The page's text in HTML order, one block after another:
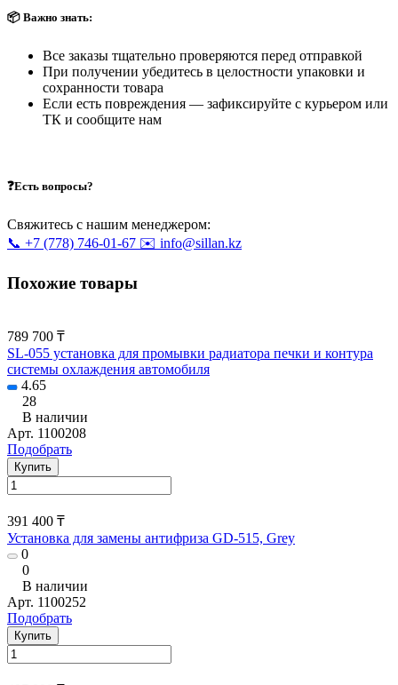
📦 Важно знать:
Все заказы тщательно проверяются перед отправкой
При получении убедитесь в целостности упаковки и
сохранности товара
Если есть повреждения — зафиксируйте с курьером или
ТК и сообщите нам
❓Есть вопросы?
Свяжитесь с нашим менеджером:
📞 +7 (778) 746-01-67 ✉️ info@sillan.kz
Похожие товары
789 700 ₸
SL-055 установка для промывки радиатора печки и контура
системы охлаждения автомобиля
4.65
28
В наличии
Арт. 1100208
Подобрать
Купить
391 400 ₸
Установка для замены антифриза GD-515, Grey
0
0
В наличии
Арт. 1100252
Подобрать
Купить